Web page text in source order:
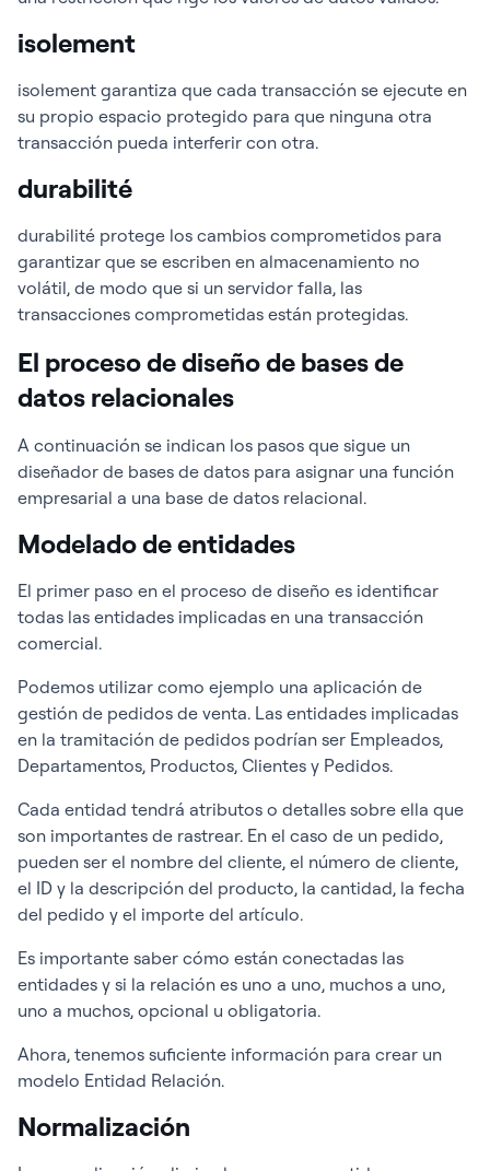
isolement
isolement garantiza que cada transacción se ejecute en
su propio espacio protegido para que ninguna otra
transacción pueda interferir con otra.
durabilité
durabilité protege los cambios comprometidos para
garantizar que se escriben en almacenamiento no
volátil, de modo que si un servidor falla, las
transacciones comprometidas están protegidas.
El proceso de diseño de bases de
datos relacionales
A continuación se indican los pasos que sigue un
diseñador de bases de datos para asignar una función
empresarial a una base de datos relacional.
Modelado de entidades
El primer paso en el proceso de diseño es identificar
todas las entidades implicadas en una transacción
comercial.
Podemos utilizar como ejemplo una aplicación de
gestión de pedidos de venta. Las entidades implicadas
en la tramitación de pedidos podrían ser Empleados,
Departamentos, Productos, Clientes y Pedidos.
Cada entidad tendrá atributos o detalles sobre ella que
son importantes de rastrear. En el caso de un pedido,
pueden ser el nombre del cliente, el número de cliente,
el ID y la descripción del producto, la cantidad, la fecha
del pedido y el importe del artículo.
Es importante saber cómo están conectadas las
entidades y si la relación es uno a uno, muchos a uno,
uno a muchos, opcional u obligatoria.
Ahora, tenemos suficiente información para crear un
modelo Entidad Relación.
Normalización